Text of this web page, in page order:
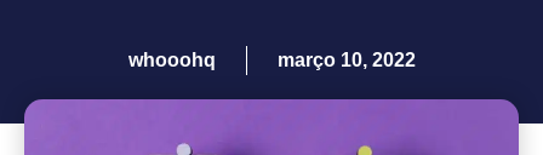
whooohq março 10, 2022